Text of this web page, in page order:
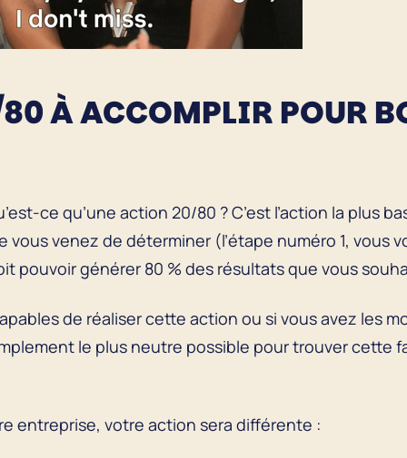
À ACCOMPLIR POUR
ce qu’une action 20/80 ? C’est l’action la plus
venez de déterminer (l’étape numéro 1, vous
pouvoir générer 80 % des résultats que vous
de réaliser cette action ou si vous avez les
le plus neutre possible pour trouver cette
entreprise, votre action sera différente :